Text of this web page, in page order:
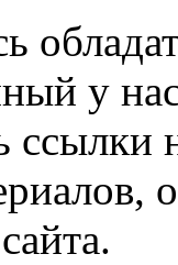
у
ссылки